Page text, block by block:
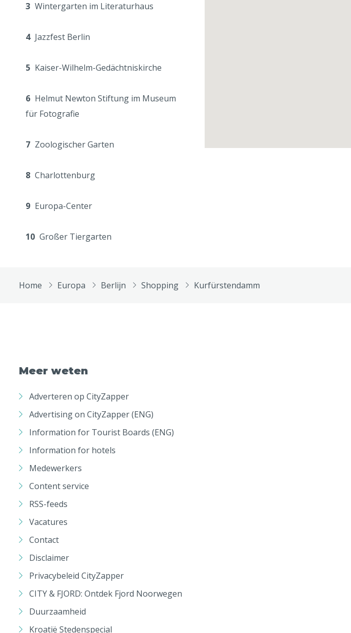
3 Wintergarten im Literaturhaus
4 Jazzfest Berlin
5 Kaiser-Wilhelm-Gedächtniskirche
6 Helmut Newton Stiftung im Museum
für Fotografie
7 Zoologischer Garten
8 Charlottenburg
9 Europa-Center
10 Großer Tiergarten
Home Europa Berlijn Shopping Kurfürstendamm
Meer weten
Adverteren op CityZapper
Advertising on CityZapper (ENG)
Information for Tourist Boards (ENG)
Information for hotels
Medewerkers
Content service
RSS-feeds
Vacatures
Contact
Disclaimer
Privacybeleid CityZapper
CITY & FJORD: Ontdek Fjord Noorwegen
Duurzaamheid
Kroatië Stedenspecial